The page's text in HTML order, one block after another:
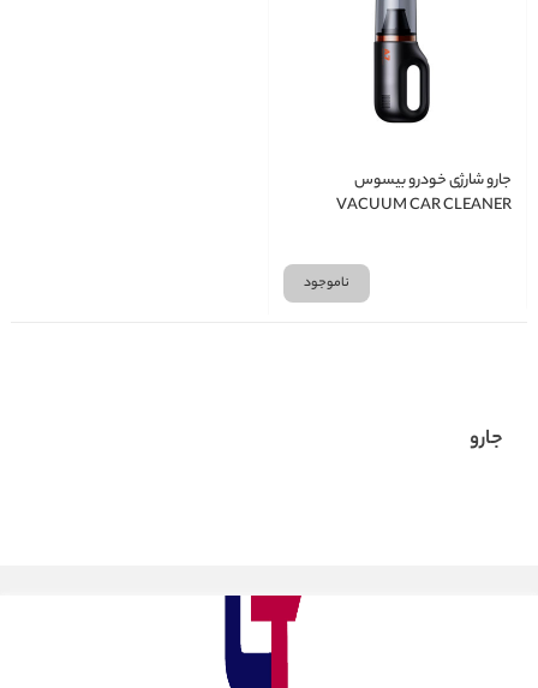
جارو شارژی خودرو بیسوس
VACUUM CAR CLEANER
ناموجود
جارو